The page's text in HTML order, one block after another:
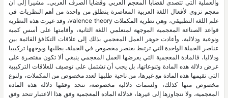
والعملية التي تتصدى لقضايا المعجم العربي وقضايا الصرف العربي.. مشيرا إلى أن
معجم نزوى لأفعال اللغة العربية المعاصرة ينطلق من واحدة من أهم النظريات في
علم اللغة التطبيقي، وهي نظرية المكملات valence theory، وقد غيرت هذه النظرية
قواعد الصناعة المعجمية الموجهة لمتعلمي اللغة الثانية، وأقامتها على أسس كمية
ونوعية ودلالية، وأعادت جوهر العمل المعجمي بذلك إلى علاقات التكافؤ القائمة بين
عناصر الجملة الواحدة التي ترتبط بعنصر مخصوص في الجملة، يطلبها ويوجهها تركيبيا
ودلاليا، فالمادة المعجمية التي يعرضها العمل المعجمي ينبغي ألا تكون مقتصرة على
عرض دلالة هذه المادة وتنوعاتها، بل يجب أن تشتمل على توصيف للعلاقات التركيبية
التي تقيمها هذه المادة مع غيرها، من ناحية طلبها لعدد مخصوص من المكملات، ولنوع
مخصوص منها كذلك، ولسمات دلالية مخصوصة، تتحد وفقها دلالة هذه المادة
المعجمية، ولا تتجاوزها إلى غيرها، فدلالة المادة المعجمية وفق هذا الاعتبار تتحد وفق